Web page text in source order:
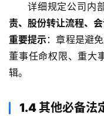
详细规定公司内
责、股份转让流程、
重要提示：章程是避
董事任命权限、重大
辑。
1.4 其他必备法